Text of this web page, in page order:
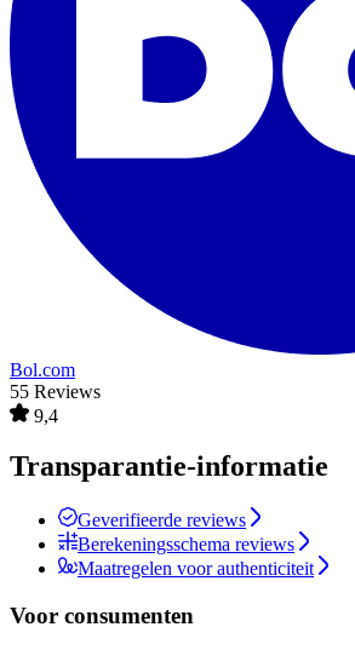
Bol.com
55 Reviews
9,4
Transparantie-informatie
Geverifieerde reviews
Berekeningsschema reviews
Maatregelen voor authenticiteit
Voor consumenten